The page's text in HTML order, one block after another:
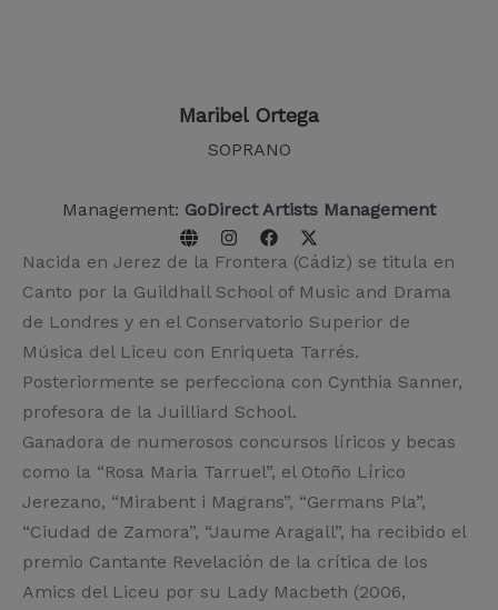
Maribel Ortega
SOPRANO
Management: GoDirect Artists Management
Nacida en Jerez de la Frontera (Cádiz) se titula en
Canto por la Guildhall School of Music and Drama
de Londres y en el Conservatorio Superior de
Música del Liceu con Enriqueta Tarrés.
Posteriormente se perfecciona con Cynthia Sanner,
profesora de la Juilliard School.
Ganadora de numerosos concursos líricos y becas
como la “Rosa Maria Tarruel”, el Otoño Lírico
Jerezano, “Mirabent i Magrans”, “Germans Pla”,
“Ciudad de Zamora”, “Jaume Aragall”, ha recibido el
premio Cantante Revelación de la crítica de los
Amics del Liceu por su Lady Macbeth (2006,